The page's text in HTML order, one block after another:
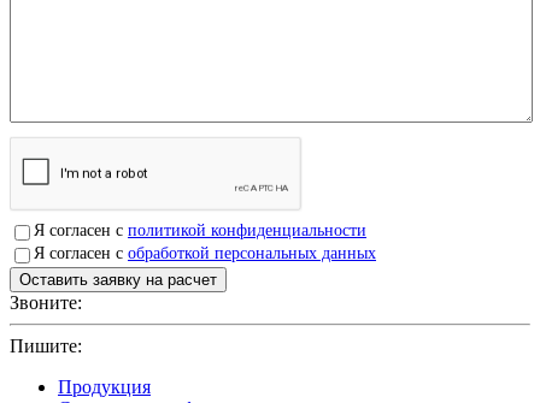
Я согласен с политикой конфиденциальности
Я согласен с обработкой персональных данных
Звоните:
Пишите:
Продукция